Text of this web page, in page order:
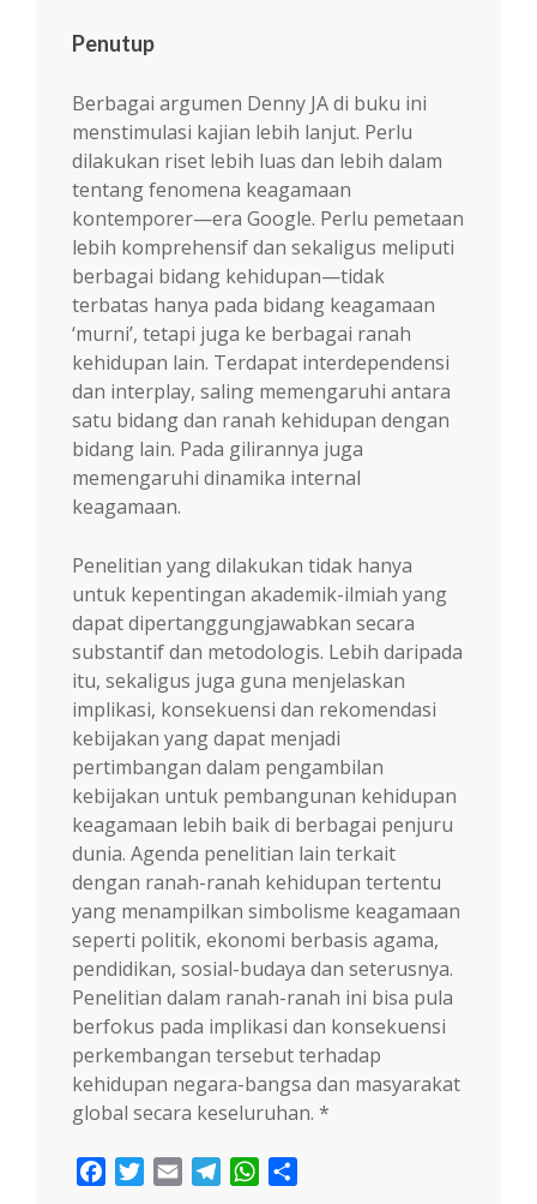
Penutup
Berbagai argumen Denny JA di buku ini
menstimulasi kajian lebih lanjut. Perlu
dilakukan riset lebih luas dan lebih dalam
tentang fenomena keagamaan
kontemporer—era Google. Perlu pemetaan
lebih komprehensif dan sekaligus meliputi
berbagai bidang kehidupan—tidak
terbatas hanya pada bidang keagamaan
‘murni’, tetapi juga ke berbagai ranah
kehidupan lain. Terdapat interdependensi
dan interplay, saling memengaruhi antara
satu bidang dan ranah kehidupan dengan
bidang lain. Pada gilirannya juga
memengaruhi dinamika internal
keagamaan.
Penelitian yang dilakukan tidak hanya
untuk kepentingan akademik-ilmiah yang
dapat dipertanggungjawabkan secara
substantif dan metodologis. Lebih daripada
itu, sekaligus juga guna menjelaskan
implikasi, konsekuensi dan rekomendasi
kebijakan yang dapat menjadi
pertimbangan dalam pengambilan
kebijakan untuk pembangunan kehidupan
keagamaan lebih baik di berbagai penjuru
dunia. Agenda penelitian lain terkait
dengan ranah-ranah kehidupan tertentu
yang menampilkan simbolisme keagamaan
seperti politik, ekonomi berbasis agama,
pendidikan, sosial-budaya dan seterusnya.
Penelitian dalam ranah-ranah ini bisa pula
berfokus pada implikasi dan konsekuensi
perkembangan tersebut terhadap
kehidupan negara-bangsa dan masyarakat
global secara keseluruhan. *
FacebookTwitter
Email TelegramWhatsApp